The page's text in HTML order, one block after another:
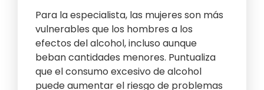
Para la especialista, las mujeres son más
vulnerables que los hombres a los
efectos del alcohol, incluso aunque
beban cantidades menores. Puntualiza
que el consumo excesivo de alcohol
puede aumentar el riesgo de problemas